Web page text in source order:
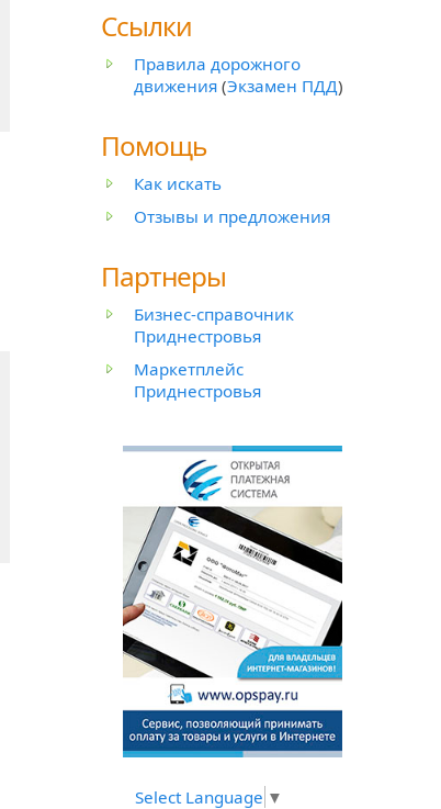
Ссылки
Правила дорожного
движения (Экзамен ПДД)
Помощь
Как искать
Отзывы и предложения
Партнеры
Бизнес-справочник
Приднестровья
Маркетплейс
Приднестровья
Select Language ▼